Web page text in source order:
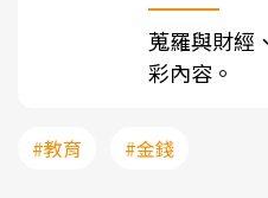
蒐羅與財經
彩內容。
#教育 #金錢